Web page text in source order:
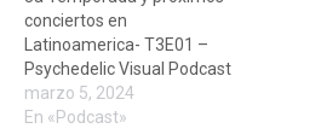
conciertos en
Latinoamerica- T3E01 –
Psychedelic Visual Podcast
marzo 5, 2024
En «Podcast»